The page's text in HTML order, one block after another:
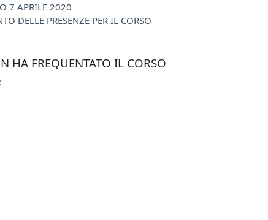
7 APRILE 2020
DELLE PRESENZE PER IL CORSO
HA FREQUENTATO IL CORSO